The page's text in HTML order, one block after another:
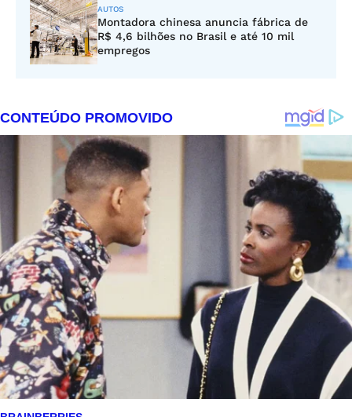
AUTOS
Montadora chinesa anuncia fábrica de
R$ 4,6 bilhões no Brasil e até 10 mil
empregos